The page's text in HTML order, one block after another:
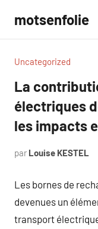
contenu
motsenfolie
Uncategorized
La
électriques
les impacts
par Louise KESTEL
Les bornes de
devenues un
transport